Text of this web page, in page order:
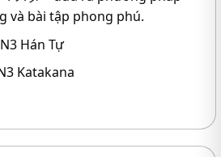
và bài tập phong phú.
Hán Tự
Katakana